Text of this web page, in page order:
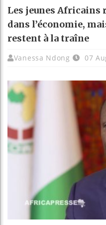
Les jeunes Africains
dans l’économie,
restent à la traîne
Vanessa Ndong 07